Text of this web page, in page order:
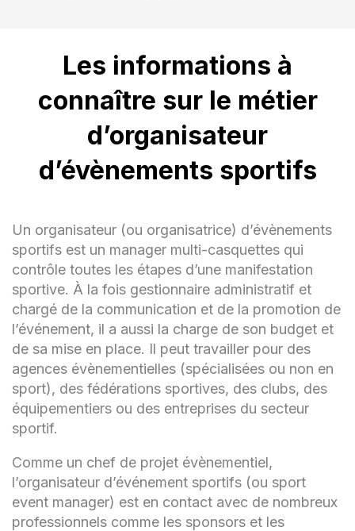
Les informations à
connaître sur le métier
d’organisateur
d’évènements sportifs
Un organisateur (ou organisatrice) d’évènements
sportifs est un manager multi-casquettes qui
contrôle toutes les étapes d’une manifestation
sportive. À la fois gestionnaire administratif et
chargé de la communication et de la promotion de
l’événement, il a aussi la charge de son budget et
de sa mise en place. Il peut travailler pour des
agences évènementielles (spécialisées ou non en
sport), des fédérations sportives, des clubs, des
équipementiers ou des entreprises du secteur
sportif.
Comme un chef de projet évènementiel,
l’organisateur d’événement sportifs (ou sport
event manager) est en contact avec de nombreux
professionnels comme les sponsors et les